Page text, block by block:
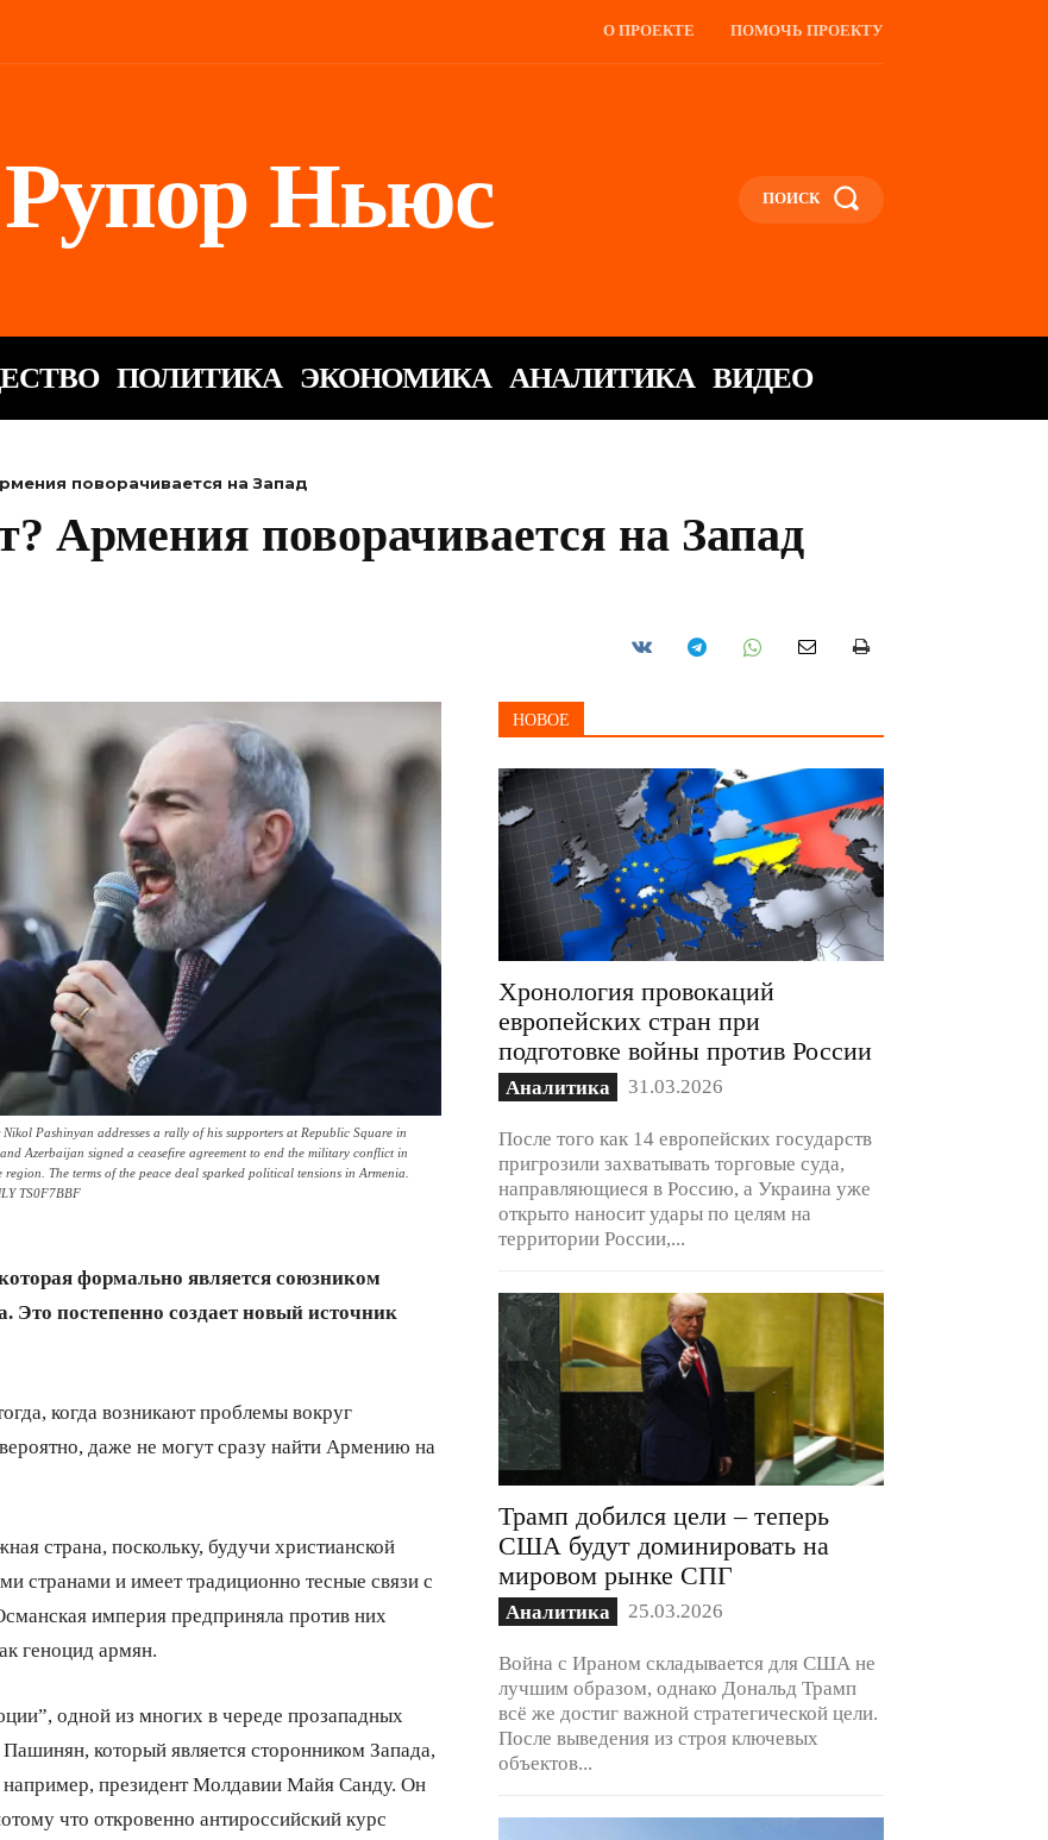
О ПРОЕКТЕ ПОМОЧЬ ПРОЕКТУ
Рупор Ньюс ПОИСК
ПОЛИТИКА ЭКОНОМИКА АНАЛИТИКА ВИДЕО
поворачивается на Запад
Армения поворачивается на Запад
Pashinyan addresses a rally of his supporters at Republic Square in
Azerbaijan signed a ceasefire agreement to end the military conflict in
The terms of the peace deal sparked political tensions in Armenia.
TS0F7BBF
формально является союзником
Это постепенно создает новый источник
когда возникают проблемы вокруг
даже не могут сразу найти Армению на
страна, поскольку, будучи христианской
странами и имеет традиционно тесные связи с
империя предприняла против них
геноцид армян.
одной из многих в череде прозападных
который является сторонником Запада,
президент Молдавии Майя Санду. Он
что откровенно антироссийский курс
НОВОЕ
Хронология провокаций
европейских стран при
подготовке войны против России
Аналитика 31.03.2026
После того как 14 европейских государств
пригрозили захватывать торговые суда,
направляющиеся в Россию, а Украина уже
открыто наносит удары по целям на
территории России,...
Трамп добился цели – теперь
США будут доминировать на
мировом рынке СПГ
Аналитика 25.03.2026
Война с Ираном складывается для США не
лучшим образом, однако Дональд Трамп
всё же достиг важной стратегической цели.
После выведения из строя ключевых
объектов...